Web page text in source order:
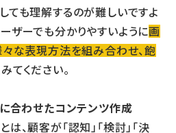
ても理解するのが難しいですよ
ザーでも分かりやすいように画
々な表現方法を組み合わせ、飽
てください。
合わせたコンテンツ作成
、顧客が「認知」「検討」「決